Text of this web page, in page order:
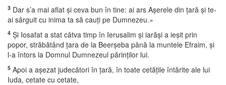
3 Dar s’a mai aflat şi ceva bun în tine: ai ars Aşerele din ţară şi te-
ai sârguit cu inima ta să cauţi pe Dumnezeu.»
4 Şi Iosafat a stat câtva timp în Ierusalim şi iarăşi a ieşit prin
popor, străbătând ţara de la Beerşeba până la muntele Efraim, şi
l-a întors la Domnul Dumnezeul părinţilor lui.
5 Apoi a aşezat judecători în ţară, în toate cetăţile întărite ale lui
Iuda, cetate cu cetate,